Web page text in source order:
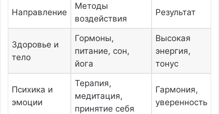
Направление
Методы
воздействия
Результат
Здоровье и
тело
Гормоны,
питание, сон,
йога
Высокая
энергия,
тонус
Психика и
эмоции
Терапия,
медитация,
принятие себя
Гармония,
уверенность